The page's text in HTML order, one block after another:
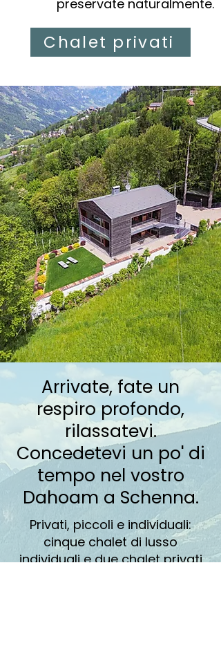
preservate naturalmente.
Chalet privati
Arrivate, fate un
respiro profondo,
rilassatevi.
Concedetevi un po' di
tempo nel vostro
Dahoam a Schenna.
Privati, piccoli e individuali:
cinque chalet di lusso
individuali e due chalet privati